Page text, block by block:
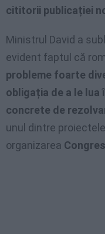
cititorii publicației
Ministrul David a
evident faptul că
probleme foarte
obligația de a le lua
concrete de
unul dintre
organizarea